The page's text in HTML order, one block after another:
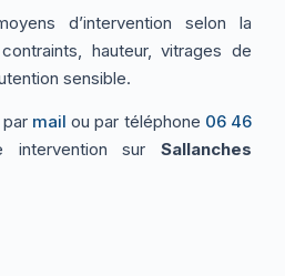
d’intervention selon la
hauteur, vitrages de
sensible.
mail ou par téléphone 06 46
intervention surSallanches